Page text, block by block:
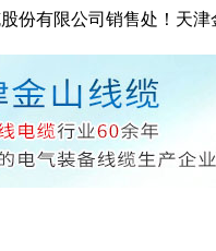
份有限公司销售处！天